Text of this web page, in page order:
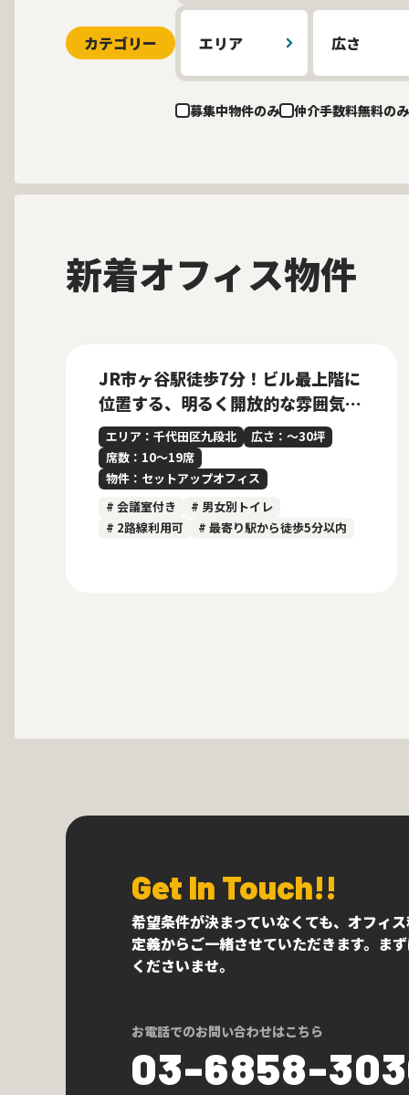
カテゴリー エリア 広さ
募集中物件のみ 仲介手数料無料のみ
新着オフィス物件
JR市ヶ谷駅徒歩7分！ビル最上階に
位置する、明るく開放的な雰囲気の
内装付きセットアップオフィス
エリア：千代田区九段北
広さ：〜30坪
席数：10〜19席
物件：セットアップオフィス
# 会議室付き
# 男女別トイレ
# 2路線利用可
# 最寄り駅から徒歩5分以内
Get In Touch!!
希望条件が決まっていなくても、オフィ
定義からご一緒させていただきます。ま
くださいませ。
お電話でのお問い合わせはこちら
03-6858-